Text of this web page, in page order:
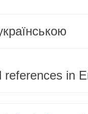
references in